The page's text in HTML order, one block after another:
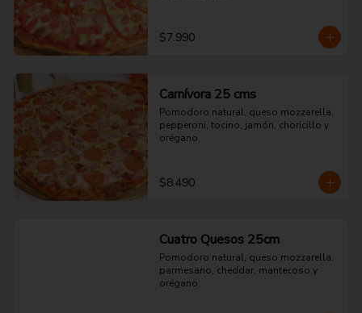
$7.990
Carnívora 25 cms
Pomodoro natural, queso mozzarella,
pepperoni, tocino, jamón, choricillo y
orégano.
$8.490
Cuatro Quesos 25cm
Pomodoro natural, queso mozzarella,
parmesano, cheddar, mantecoso y
orégano.